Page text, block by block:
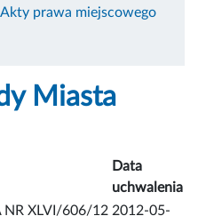
Akty prawa miejscowego
Miasta
Data
uchwalenia
NR XLVI/606/12 2012-05-